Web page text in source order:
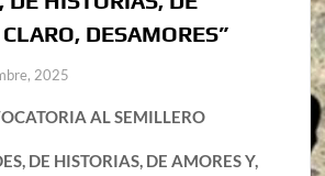
DESAMORES”
2025
AL SEMILLERO
DE HISTORIAS, DE AMORES Y,